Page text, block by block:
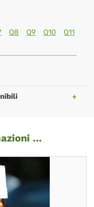
Q8 Q9 Q10
Q11
...